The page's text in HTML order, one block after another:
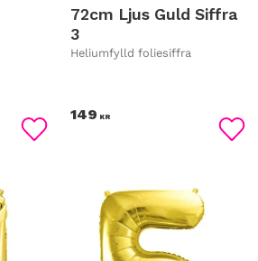
Lägg till i favoriter
72cm Ljus Guld Siffra
3
Heliumfylld foliesiffra
149 KR